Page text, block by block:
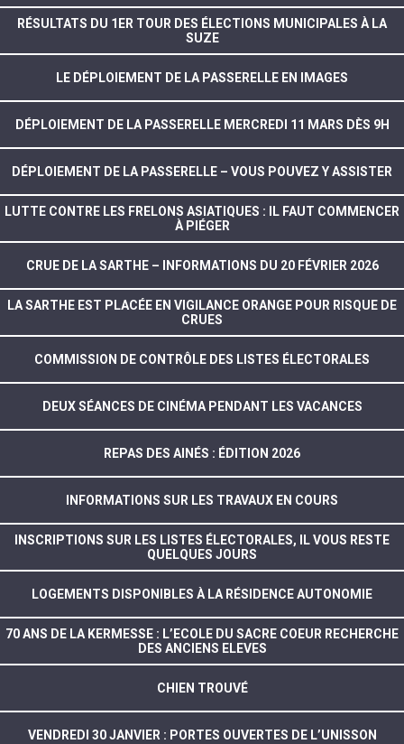
RÉSULTATS DU 1ER TOUR DES ÉLECTIONS MUNICIPALES À LA
SUZE
LE DÉPLOIEMENT DE LA PASSERELLE EN IMAGES
DÉPLOIEMENT DE LA PASSERELLE MERCREDI 11 MARS DÈS 9H
DÉPLOIEMENT DE LA PASSERELLE – VOUS POUVEZ Y ASSISTER
LUTTE CONTRE LES FRELONS ASIATIQUES : IL FAUT COMMENCER
À PIÉGER
CRUE DE LA SARTHE – INFORMATIONS DU 20 FÉVRIER 2026
LA SARTHE EST PLACÉE EN VIGILANCE ORANGE POUR RISQUE DE
CRUES
COMMISSION DE CONTRÔLE DES LISTES ÉLECTORALES
DEUX SÉANCES DE CINÉMA PENDANT LES VACANCES
REPAS DES AINÉS : ÉDITION 2026
INFORMATIONS SUR LES TRAVAUX EN COURS
INSCRIPTIONS SUR LES LISTES ÉLECTORALES, IL VOUS RESTE
QUELQUES JOURS
LOGEMENTS DISPONIBLES À LA RÉSIDENCE AUTONOMIE
70 ANS DE LA KERMESSE : L’ECOLE DU SACRE COEUR RECHERCHE
DES ANCIENS ELEVES
CHIEN TROUVÉ
VENDREDI 30 JANVIER : PORTES OUVERTES DE L’UNISSON